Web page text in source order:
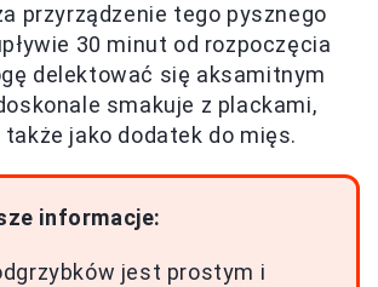
przyrządzenie tego pysznego
30 minut od rozpoczęcia
delektować się aksamitnym
smakuje z plackami,
także jako dodatek do mięs.
informacje:
jest prostym i